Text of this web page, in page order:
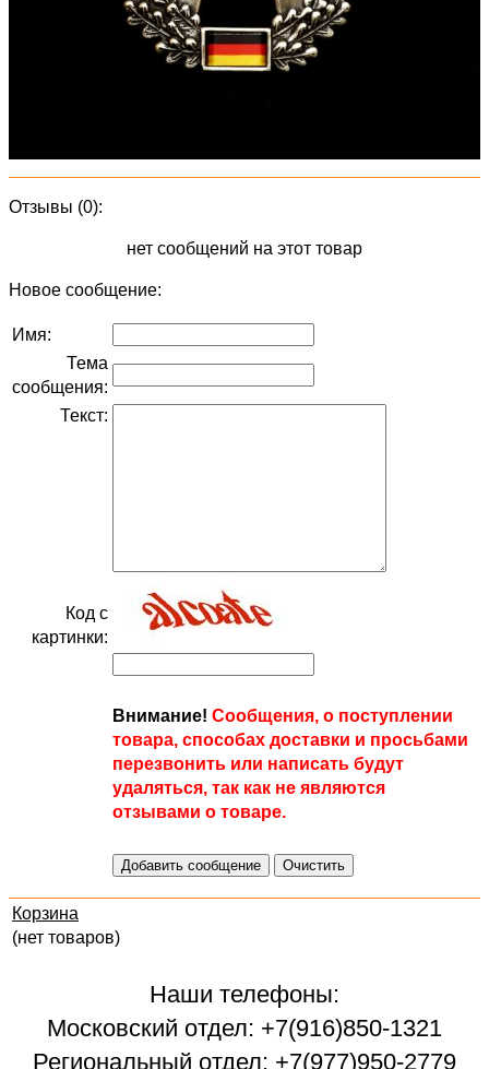
Отзывы (0):
нет сообщений на этот товар
Новое сообщение:
Имя:
Тема
сообщения:
Текст:
Код с
картинки:
Внимание! Сообщения, о поступлении
товара, способах доставки и просьбами
перезвонить или написать будут
удаляться, так как не являются
отзывами о товаре.
Корзина
(нет товаров)
Наши телефоны:
Московский отдел: +7(916)850-1321
Региональный отдел: +7(977)950-2779